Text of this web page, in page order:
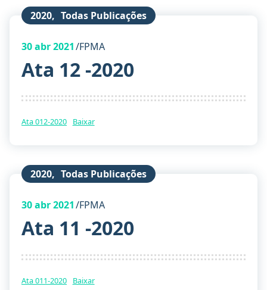
2020, Todas Publicações
30abr 2021 FPMA
Ata 12 -2020
Ata 012-2020 Baixar
2020, Todas Publicações
30abr 2021 FPMA
Ata 11 -2020
Ata 011-2020 Baixar